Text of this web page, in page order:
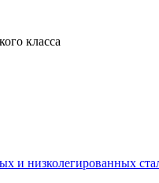
класса
и низколегированных